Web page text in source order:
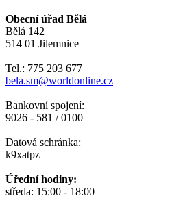
Obecní úřad Bělá
Bělá 142
514 01 Jilemnice
Tel.: 775 203 677
bela.sm@worldonline.cz
Bankovní spojení:
9026 - 581 / 0100
Datová schránka:
k9xatpz
Úřední hodiny:
středa: 15:00 - 18:00